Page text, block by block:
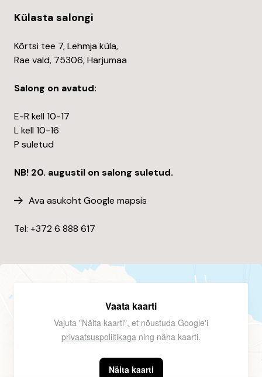
Külasta salongi
Kõrtsi tee 7, Lehmja küla,
Rae vald, 75306, Harjumaa
Salong on avatud:
E-R kell 10-17
L kell 10-16
P suletud
NB! 20. augustil on salong suletud.
Ava asukoht Google mapsis
Tel: +372 6 888 617
Vaata kaarti
Vajuta "Näita kaarti", et nõustuda Google'i
privaatsuspoliitikaga ning näha kaarti.
Näita kaarti